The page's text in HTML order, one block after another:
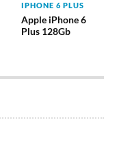
IPHONE 6 PLUS
Apple iPhone 6
Plus 128Gb